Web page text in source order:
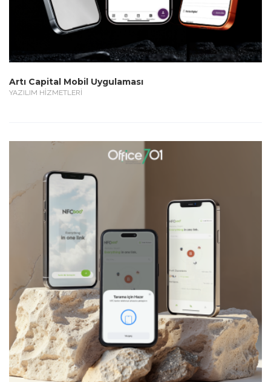
Artı Capital Mobil Uygulaması
YAZILIM HİZMETLERİ